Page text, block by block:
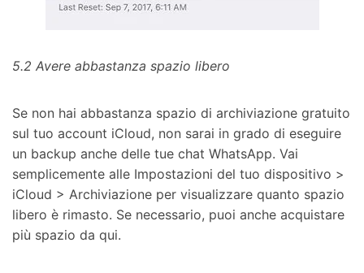
5.2 Avere abbastanza spazio libero
Se non hai abbastanza spazio di archiviazione gratuito
sul tuo account iCloud, non sarai in grado di eseguire
un backup anche delle tue chat WhatsApp. Vai
semplicemente alle Impostazioni del tuo dispositivo >
iCloud > Archiviazione per visualizzare quanto spazio
libero è rimasto. Se necessario, puoi anche acquistare
più spazio da qui.